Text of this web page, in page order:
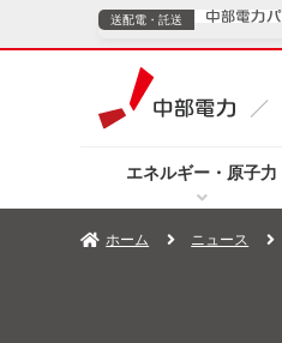
エネルギー・原子力
送配電・託送
TOPページへ
TOPページへ
ホーム ニュース